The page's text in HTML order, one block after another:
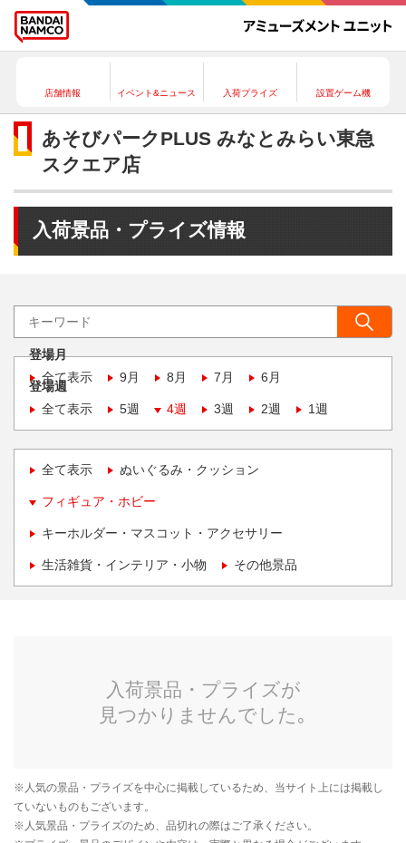
店舗情報 イベント&ニュース 入荷プライズ 設置ゲーム機
あそびパークPLUS みなとみらい東急
スクエア店
入荷景品・プライズ情報
登場月
全て表示
9月 8月 7月 6月
登場週
全て表示
5週 4週 3週 2週 1週
全て表示 ぬいぐるみ・クッション
フィギュア・ホビー
キーホルダー・マスコット・アクセサリー
生活雑貨・インテリア・小物 その他景品